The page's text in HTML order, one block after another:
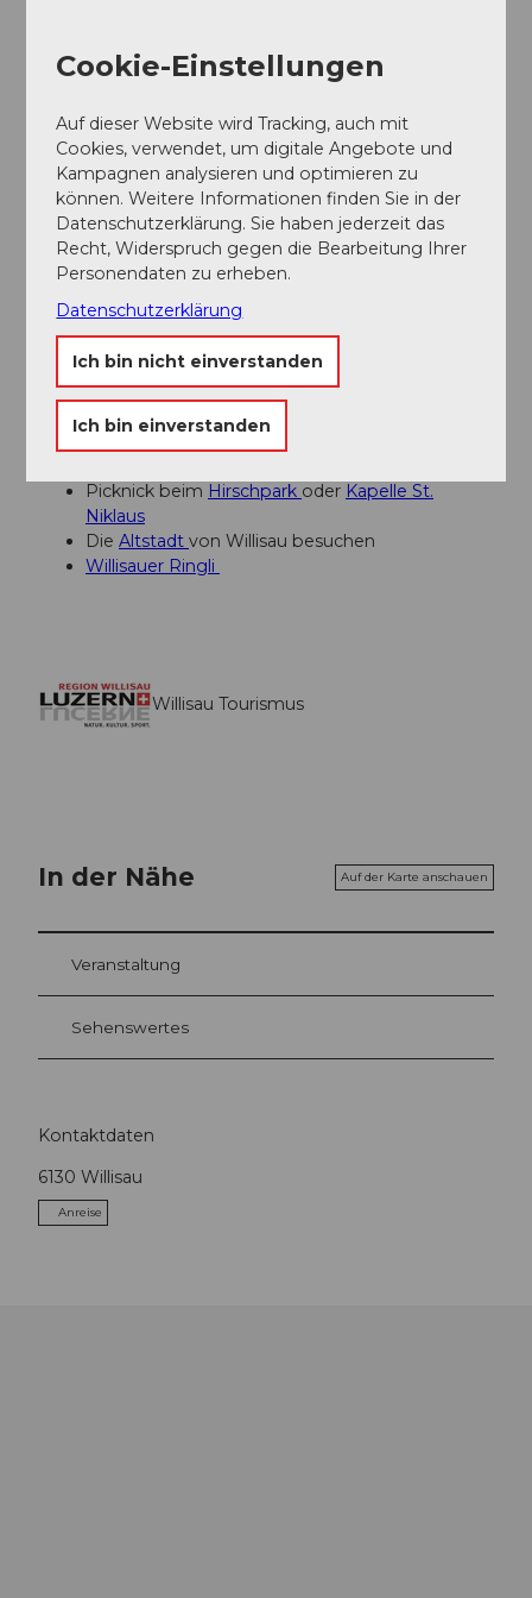
Mit dem Zug nach Willisau
Weitere Infos / Links
Informationen überWillisau
Autor:in
Organisation
Willisau Tourismus
Unser Tipp
Picknick beim Hirschpark oder Kapelle St.
Niklaus
Die Altstadt von Willisau besuchen
Willisauer Ringli
Willisau Tourismus
In der Nähe Auf der Karte anschauen
Veranstaltung
Sehenswertes
Kontaktdaten
6130 Willisau
Anreise
Cookie-Einstellungen
Auf dieser Website wird Tracking, auch mit
Cookies, verwendet, um digitale Angebote und
Kampagnen analysieren und optimieren zu
können. Weitere Informationen finden Sie in der
Datenschutzerklärung. Sie haben jederzeit das
Recht, Widerspruch gegen die Bearbeitung Ihrer
Personendaten zu erheben.
Datenschutzerklärung
Ich bin nicht einverstanden
Ich bin einverstanden